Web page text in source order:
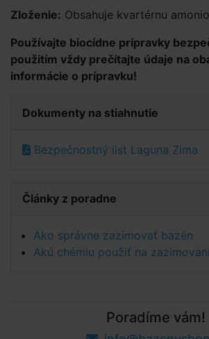
Zloženie: Obsahuje kvartérnu
Používajte biocídne prípravky
použitím vždy prečítajte údaje na
informácie o prípravku!
Dokumenty na stiahnutie
Bezpečnostný list Laguna Zima
Články z poradne
Ako správne zazimovať bazén
Akú chémiu použiť na
Poradíme vám!